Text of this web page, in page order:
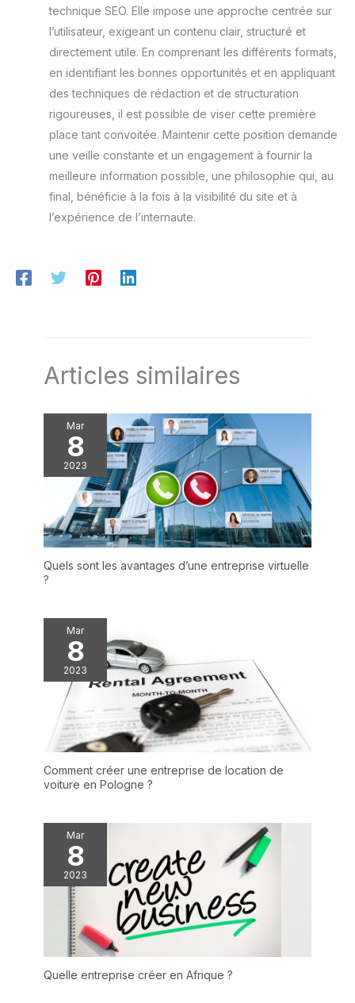
technique SEO. Elle impose une approche centrée sur
l’utilisateur, exigeant un contenu clair, structuré et
directement utile. En comprenant les différents formats,
en identifiant les bonnes opportunités et en appliquant
des techniques de rédaction et de structuration
rigoureuses, il est possible de viser cette première
place tant convoitée. Maintenir cette position demande
une veille constante et un engagement à fournir la
meilleure information possible, une philosophie qui, au
final, bénéficie à la fois à la visibilité du site et à
l’expérience de l’internaute.
Articles similaires
Mar
8
2023
Quels sont les avantages d’une entreprise virtuelle
?
Mar
8
2023
Comment créer une entreprise de location de
voiture en Pologne ?
Mar
8
2023
Quelle entreprise créer en Afrique ?